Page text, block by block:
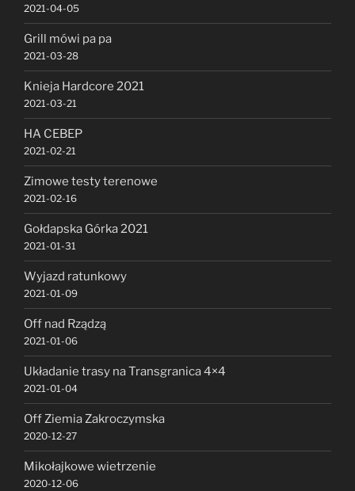
2021-04-05
Grill mówi pa pa
2021-03-28
Knieja Hardcore 2021
2021-03-21
HA CEBEP
2021-02-21
Zimowe testy terenowe
2021-02-16
Gołdapska Górka 2021
2021-01-31
Wyjazd ratunkowy
2021-01-09
Off nad Rządzą
2021-01-06
Układanie trasy na Transgranica 4×4
2021-01-04
Off Ziemia Zakroczymska
2020-12-27
Mikołajkowe wietrzenie
2020-12-06